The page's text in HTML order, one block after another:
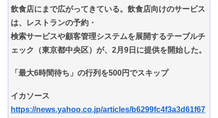
飲食店にまで広がってきている。飲食店向けのサービス
は、レストランの予約・
検索サービスや顧客管理システムを展開するテーブルチ
ェック（東京都中央区）が、2月9日に提供を開始した。
「最大6時間待ち」の行列を500円でスキップ
イカソース
https://news.yahoo.co.jp/articles/b6299fc4f3a3d61f67